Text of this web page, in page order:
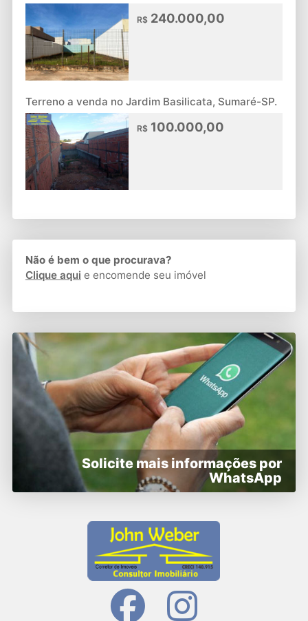
R$240.000,00
Terreno a venda no Jardim Basilicata, Sumaré-SP.
R$100.000,00
Não é bem o que procurava?
Clique aqui e encomende seu imóvel
Solicite mais informações por
WhatsApp